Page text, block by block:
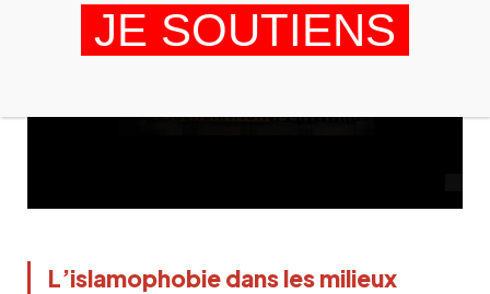
L’islamophobie dans les milieux
JE SOUTIENS